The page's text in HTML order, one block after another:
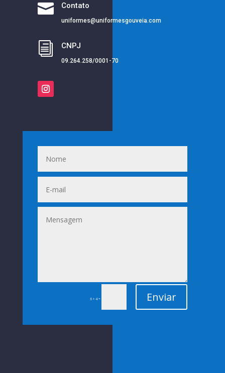
 Contato
uniformes@uniformesgouveia.com
i CNPJ
09.264.258/0001-70
6 + 4= Enviar